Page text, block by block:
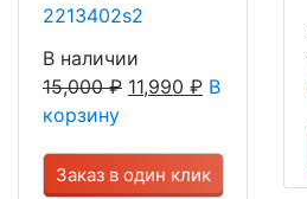
2213402s2
В наличии
15,000₽ 11,990 ₽ В
корзину
Заказ в один клик